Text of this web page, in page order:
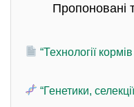
Пропоновані
“Технології
“Генетики,